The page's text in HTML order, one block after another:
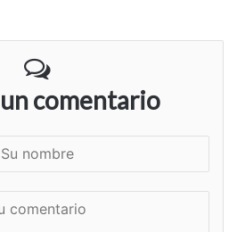
comentario